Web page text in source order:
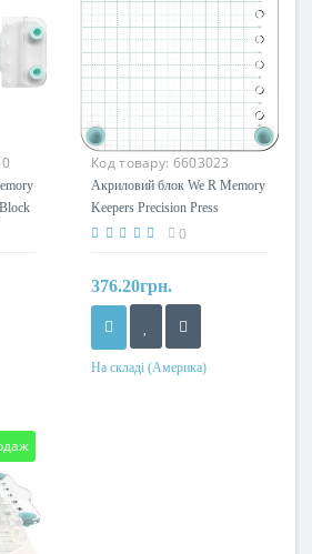
Код товару: 6603023
Акриловий блок We R Memory
Keepers Precision Press
Advanced Alignment Block
0
376.20грн.
На складі (Америка)